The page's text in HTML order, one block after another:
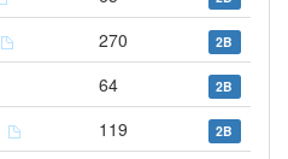
270 2B
64 2B
119 2B